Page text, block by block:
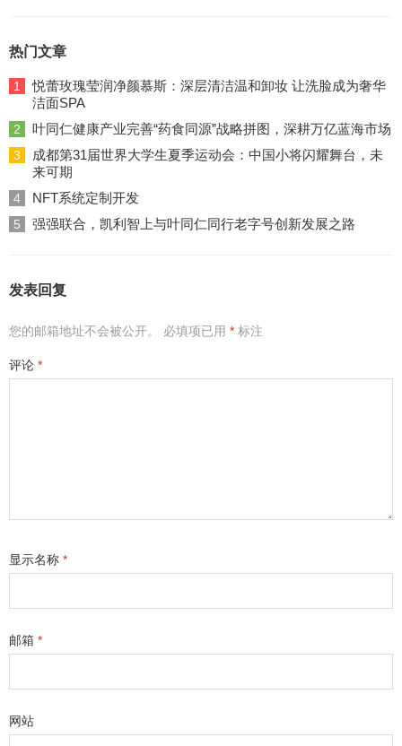
热门文章
1
悦蕾玫瑰莹润净颜慕斯：深层清洁温和卸妆 让洗脸成为奢华
洁面SPA
2 叶同仁健康产业完善“药食同源”战略拼图，深耕万亿蓝海市场
3
成都第31届世界大学生夏季运动会：中国小将闪耀舞台，未
来可期
4 NFT系统定制开发
5 强强联合，凯利智上与叶同仁同行老字号创新发展之路
发表回复
您的邮箱地址不会被公开。 必填项已用 * 标注
评论 *
显示名称 *
邮箱 *
网站